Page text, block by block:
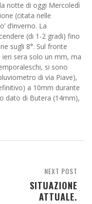
notte di oggi Mercoledì
(citata nelle
d’inverno. La
(di 1-2 gradi) fino
sugli 8°. Sul fronte
ieri sera solo un mm, ma
si sono
di via Piave),
a 10mm durante
dato di Butera (14mm),
NEXT POST
SITUAZIONE
ATTUALE.